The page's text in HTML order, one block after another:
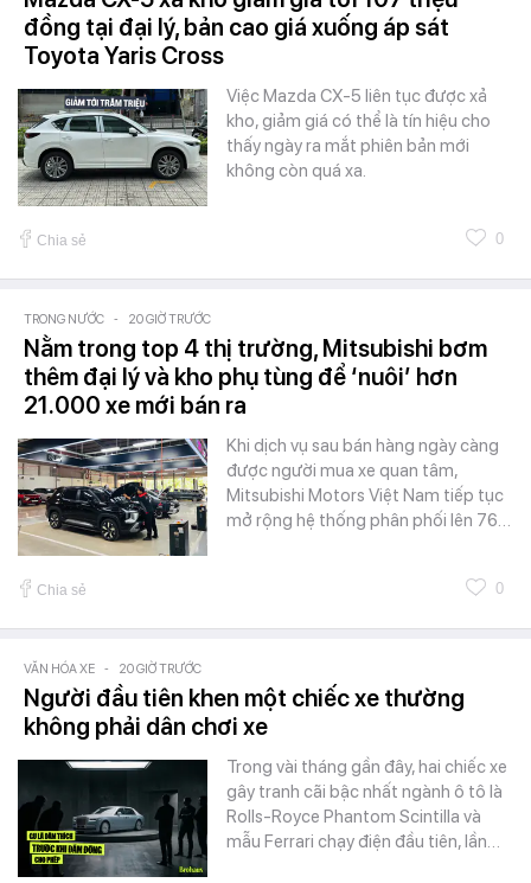
đồng tại đại lý, bản cao giá xuống áp sát
Toyota Yaris Cross
Việc Mazda CX-5 liên tục được xả
kho, giảm giá có thể là tín hiệu cho
thấy ngày ra mắt phiên bản mới
không còn quá xa.
Chia sẻ 0
TRONG NƯỚC - 20 GIỜ TRƯỚC
Nằm trong top 4 thị trường, Mitsubishi bơm
thêm đại lý và kho phụ tùng để ‘nuôi’ hơn
21.000 xe mới bán ra
Khi dịch vụ sau bán hàng ngày càng
được người mua xe quan tâm,
Mitsubishi Motors Việt Nam tiếp tục
mở rộng hệ thống phân phối lên 76…
Chia sẻ 0
VĂN HÓA XE - 20 GIỜ TRƯỚC
Người đầu tiên khen một chiếc xe thường
không phải dân chơi xe
Trong vài tháng gần đây, hai chiếc xe
gây tranh cãi bậc nhất ngành ô tô là
Rolls-Royce Phantom Scintilla và
mẫu Ferrari chạy điện đầu tiên, lần…